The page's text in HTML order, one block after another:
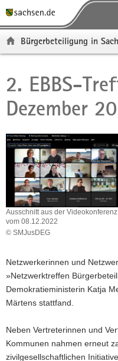
t
ü
b
e
g
e
e
n
d
N
a
v
i
a
t
i
t
n
a
v
g
o
n
p
n
h
a
t
t
-
B
e
e
c
h
Bürgerbeteiligung in
Hauptinhalt
2. EBBS-
Dezember
Ausschnitt aus der Videokonferenz
vom 08.12.2022
© SMJusDEG
der
Videokonferenz
vom
08.12.2022
Netzwerkerinnen und
»Netzwerktreffen
Demokratieministerin Katja
Märtens stattfand.
Neben Vertreterinnen und
Kommunen nahmen erneut
zivilgesellschaftlichen